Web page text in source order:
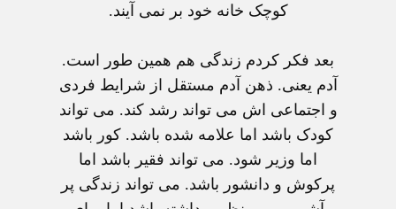
کوچک خانه خود بر نمی آيند.
بعد فکر کردم زندگی هم همين طور است.
آدم يعنی. ذهن آدم مستقل از شرايط فردی
و اجتماعی اش می تواند رشد کند. می تواند
کودک باشد اما علامه شده باشد. کور باشد
اما وزير شود. می تواند فقير باشد اما
پرکوش و دانشور باشد. می تواند زندگی پر